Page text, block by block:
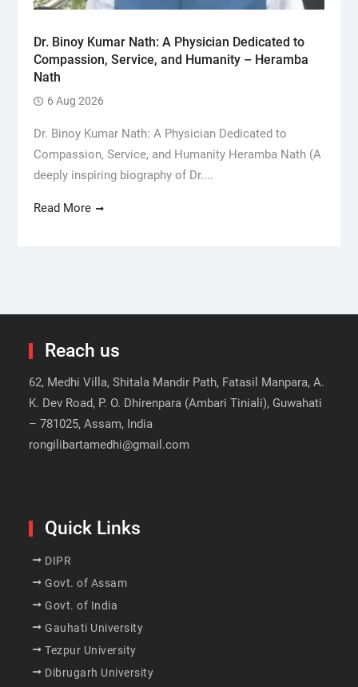
Dr. Binoy Kumar Nath: A Physician Dedicated to
Compassion, Service, and Humanity – Heramba
Nath
6 Aug 2026
Dr. Binoy Kumar Nath: A Physician Dedicated to
Compassion, Service, and Humanity Heramba Nath (A
deeply inspiring biography of Dr....
Read More
Reach us
62, Medhi Villa, Shitala Mandir Path, Fatasil Manpara, A.
K. Dev Road, P. O. Dhirenpara (Ambari Tiniali), Guwahati
– 781025, Assam, India
rongilibartamedhi@gmail.com
Quick Links
DIPR
Govt. of Assam
Govt. of India
Gauhati University
Tezpur University
Dibrugarh University